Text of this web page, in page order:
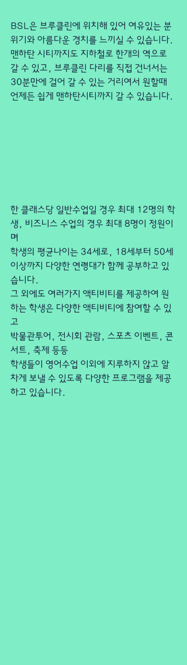
BSL은 브루클린에 위치해 있어 여유있는 분
위기와 아름다운 경치를 느끼실 수 있습니다.
맨하탄 시티까지도 지하철로 한개의 역으로
갈 수 있고, 브루클린 다리를 직접 건너서는
30분만에 걸어 갈 수 있는 거리여서 원할때
언제든 쉽게 맨하탄시티까지 갈 수 있습니다.
한 클래스당 일반수업일 경우 최대 12명의 학
생, 비즈니스 수업의 경우 최대 8명이 정원이
며
학생의 평균나이는 34세로, 18세부터 50세
이상까지 다양한 연령대가 함께 공부하고 있
습니다.
그 외에도 여러가지 액티비티를 제공하여 원
하는 학생은 다양한 액티비티에 참여할 수 있
고
박물관투어, 전시회 관람, 스포츠 이벤트, 콘
서트, 축제 등등
학생들이 영어수업 이외에 지루하지 않고 알
차게 보낼 수 있도록 다양한 프로그램을 제공
하고 있습니다.